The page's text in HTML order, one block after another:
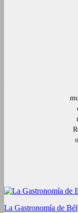
La Gastronomía de